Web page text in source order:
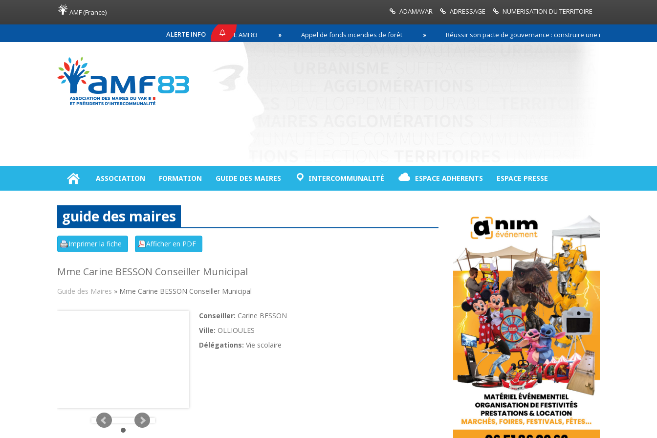
AMF (France) ADAMAVAR ADRESSAGE NUMERISATION DU TERRITOIRE
ALERTE INFO
COMMUNIQUÉ DE PRESSE AMF83 Appel de fonds incendies de forêt Réussir son pacte de gouvernance : construire une relation de confiance
ASSOCIATION FORMATION GUIDE DES MAIRES INTERCOMMUNALITÉ ESPACE ADHERENTS ESPACE PRESSE
guide des maires
Mme Carine BESSON Conseiller Municipal
Guide des Maires » Mme Carine BESSON Conseiller Municipal
Conseiller: Carine BESSON
Ville: OLLIOULES
Délégations: Vie scolaire